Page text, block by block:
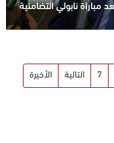
مباراة نابولي التضامنية
7 التالية الأخيرة